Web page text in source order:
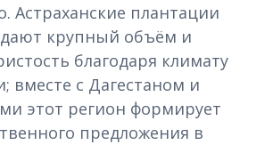
Астраханские плантации
крупный объём и
благодаря климату
вместе с Дагестаном и
этот регион формирует
предложения в